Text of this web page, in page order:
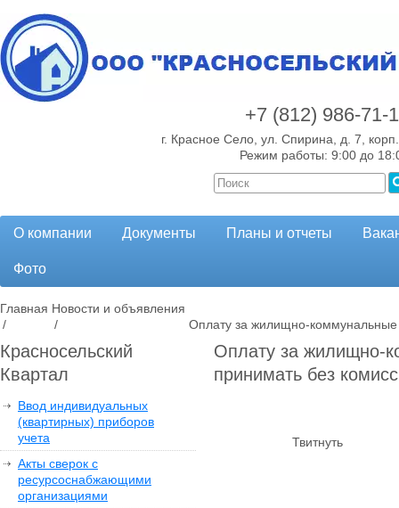
+7 (812) 986-71-
г. Красное Село, ул. Спирина, д. 7,
Режим работы: 9:00 до
О компании Документы Планы и отчеты
Фото
Главная
/
Новости и объявления
/
Оплату за жилищно-коммунальные
Красносельский
Квартал
Ввод индивидуальных
(квартирных) приборов
учета
Акты сверок с
ресурсоснабжающими
организациями
Оплату за жилищно-
принимать без
Твитнуть